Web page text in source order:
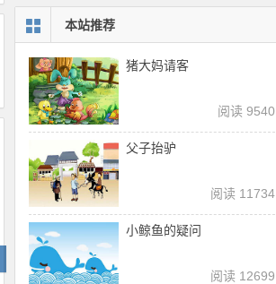
本站推荐
猪大妈请客
阅读 9540
父子抬驴
阅读 11734
小鲸鱼的疑问
阅读 12699